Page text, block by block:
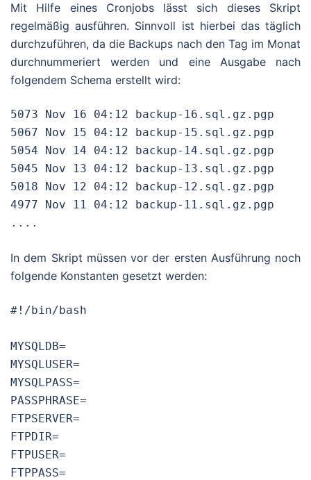
Mit Hilfe eines Cronjobs lässt sich dieses Skript
regelmäßig ausführen. Sinnvoll ist hierbei das täglich
durchzuführen, da die Backups nach den Tag im Monat
durchnummeriert werden und eine Ausgabe nach
folgendem Schema erstellt wird:
5073 Nov 16 04:12 backup-16.sql.gz.pgp
5067 Nov 15 04:12 backup-15.sql.gz.pgp
5054 Nov 14 04:12 backup-14.sql.gz.pgp
5045 Nov 13 04:12 backup-13.sql.gz.pgp
5018 Nov 12 04:12 backup-12.sql.gz.pgp
4977 Nov 11 04:12 backup-11.sql.gz.pgp
....
In dem Skript müssen vor der ersten Ausführung noch
folgende Konstanten gesetzt werden:
#!/bin/bash
MYSQLDB=
MYSQLUSER=
MYSQLPASS=
PASSPHRASE=
FTPSERVER=
FTPDIR=
FTPUSER=
FTPPASS=